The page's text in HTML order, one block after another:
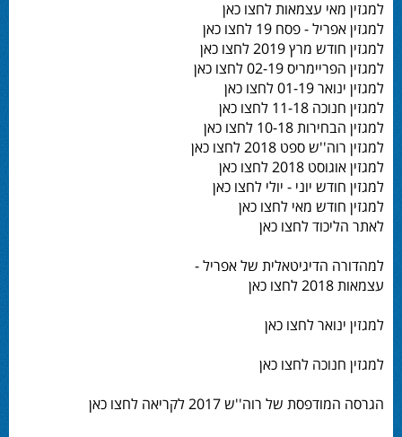
למגזין מאי עצמאות לחצו כאן
למגזין אפריל - פסח 19 לחצו כאן
למגזין חודש מרץ 2019 לחצו כאן
למגזין הפריימריס 02-19 לחצו כאן
למגזין ינואר 01-19 לחצו כאן
למגזין חנוכה 11-18 לחצו כאן
למגזין הבחירות 10-18 לחצו כאן
למגזין רוה''ש ספט 2018 לחצו כאן
למגזין אוגוסט 2018 לחצו כאן
למגזין חודש יוני - יולי לחצו כאן
למגזין חודש מאי לחצו כאן
לאתר הליכוד לחצו כאן
למהדורה הדיגיטאלית של אפריל -
עצמאות 2018 לחצו כאן
למגזין ינואר לחצו כאן
למגזין חנוכה לחצו כאן
הגרסה המודפסת של רוה''ש 2017 לקריאה לחצו כאן